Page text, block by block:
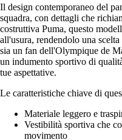
Il design contemporaneo del
squadra, con dettagli che
costruttiva Puma, questo
all'usura, rendendolo una
sia un fan dell'Olympique de
un indumento sportivo di
tue aspettative.
Le caratteristiche chiave di
Materiale leggero e
Vestibilità sportiva che
movimento